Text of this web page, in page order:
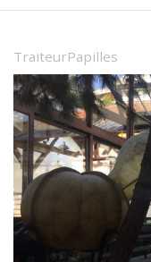
TraiteurPapilles